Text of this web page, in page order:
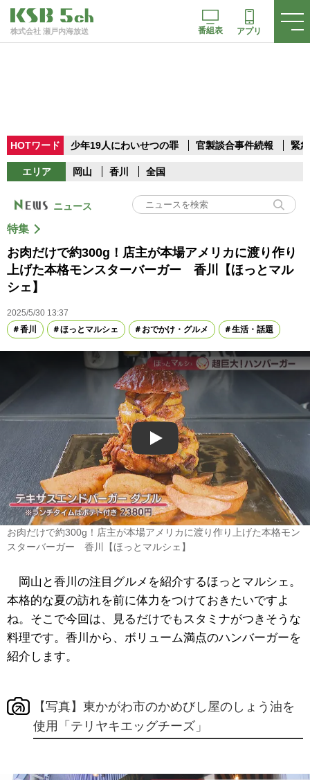
株式会社 瀬戸内海放送 番組表 アプリ
HOTワード 少年19人にわいせつの罪 官製談合事件続報 緊
エリア 岡山 香川 全国
ニュース
特集
お肉だけで約300g！店主が本場アメリカに渡り作り
上げた本格モンスターバーガー 香川【ほっとマル
シェ】
2025/5/30 13:37
香川
ほっとマルシェ おでかけ・グルメ 生活・話題
Play
お肉だけで約300g！店主が本場アメリカに渡り作り上げた本格モン
スターバーガー 香川【ほっとマルシェ】
岡山と香川の注目グルメを紹介するほっとマルシェ。
本格的な夏の訪れを前に体力をつけておきたいですよ
ね。そこで今回は、見るだけでもスタミナがつきそうな
料理です。香川から、ボリューム満点のハンバーガーを
紹介します。
【写真】東かがわ市のかめびし屋のしょう油を
使用「テリヤキエッグチーズ」